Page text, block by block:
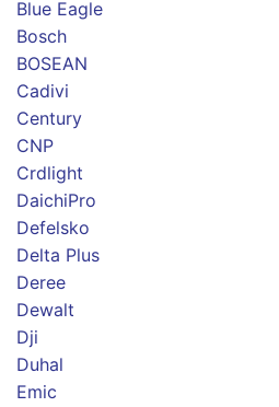
Blue Eagle
Bosch
BOSEAN
Cadivi
Century
CNP
Crdlight
DaichiPro
Defelsko
Delta Plus
Deree
Dewalt
Dji
Duhal
Emic